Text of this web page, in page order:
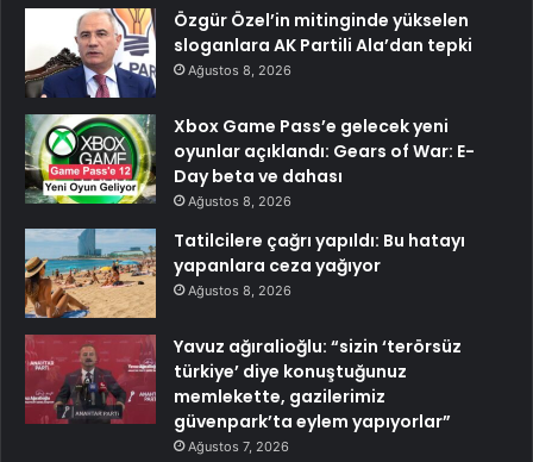
Özgür Özel’in mitinginde yükselen
sloganlara AK Partili Ala’dan tepki
Ağustos 8, 2026
Xbox Game Pass’e gelecek yeni
oyunlar açıklandı: Gears of War: E-
Day beta ve dahası
Ağustos 8, 2026
Tatilcilere çağrı yapıldı: Bu hatayı
yapanlara ceza yağıyor
Ağustos 8, 2026
Yavuz ağıralioğlu: “sizin ‘terörsüz
türkiye’ diye konuştuğunuz
memlekette, gazilerimiz
güvenpark’ta eylem yapıyorlar”
Ağustos 7, 2026